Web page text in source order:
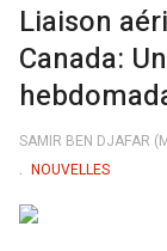
Liaison
Canada:
SAMIR BEN DJAFAR
NOUVELLES